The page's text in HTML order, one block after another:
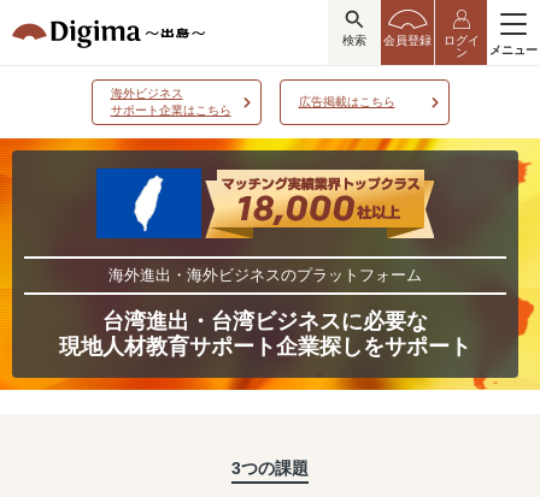
検索 会員登録
ログイ
ン
メニュー
海外ビジネス
サポート企業はこちら
広告掲載はこちら
海外進出・海外ビジネスのプラットフォーム
台湾進出・台湾ビジネスに必要な
現地人材教育サポート企業探しをサポート
3つの課題